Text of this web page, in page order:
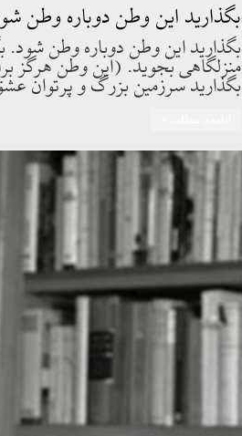
بگذاريد اين وطن دوباره وطن
بگذاريد اين وطن دوباره وطن
منزلگاهى بجويد. (اين وطن هرگز
بگذاريد سرزمين بزرگ و پرتوان